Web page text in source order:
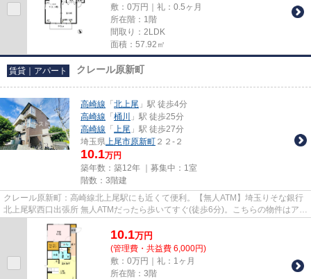
敷：0万円｜礼：0.5ヶ月
所在階：1階
間取り：2LDK
面積：57.92㎡
賃貸｜アパート クレール原新町
高崎線 「 北上尾 」駅 徒歩4分
高崎線 「 桶川
」駅 徒歩25分
高崎線 「 上尾 」駅 徒歩27分
埼玉県上尾市原新町 ２２-２
10.1万円
築年数：築12年 ｜募集中： 1室
階数：3階建
クレール原新町：高崎線北上尾駅にも近くて便利。【無人ATM】埼玉りそな銀行
北上尾駅西口出張所 無人ATMだったら歩いてすぐ(徒歩6分)。こちらの物件はアパ
ートです。場所が平坦なのは...
10.1万円
(管理費・共益費 6,000円)
敷：0万円｜礼：1ヶ月
所在階：3階